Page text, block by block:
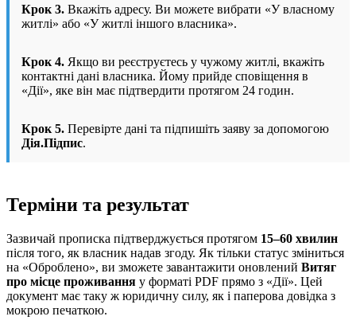
Крок 3. Вкажіть адресу. Ви можете вибрати «У власному
житлі» або «У житлі іншого власника».
Крок 4. Якщо ви реєструєтесь у чужому житлі, вкажіть
контактні дані власника. Йому прийде сповіщення в
«Дії», яке він має підтвердити протягом 24 годин.
Крок 5. Перевірте дані та підпишіть заяву за допомогою
Дія.Підпис.
Терміни та результат
Зазвичай прописка підтверджується протягом 15–60 хвилин
після того, як власник надав згоду. Як тільки статус зміниться
на «Оброблено», ви зможете завантажити оновлений Витяг
про місце проживання у форматі PDF прямо з «Дії». Цей
документ має таку ж юридичну силу, як і паперова довідка з
мокрою печаткою.